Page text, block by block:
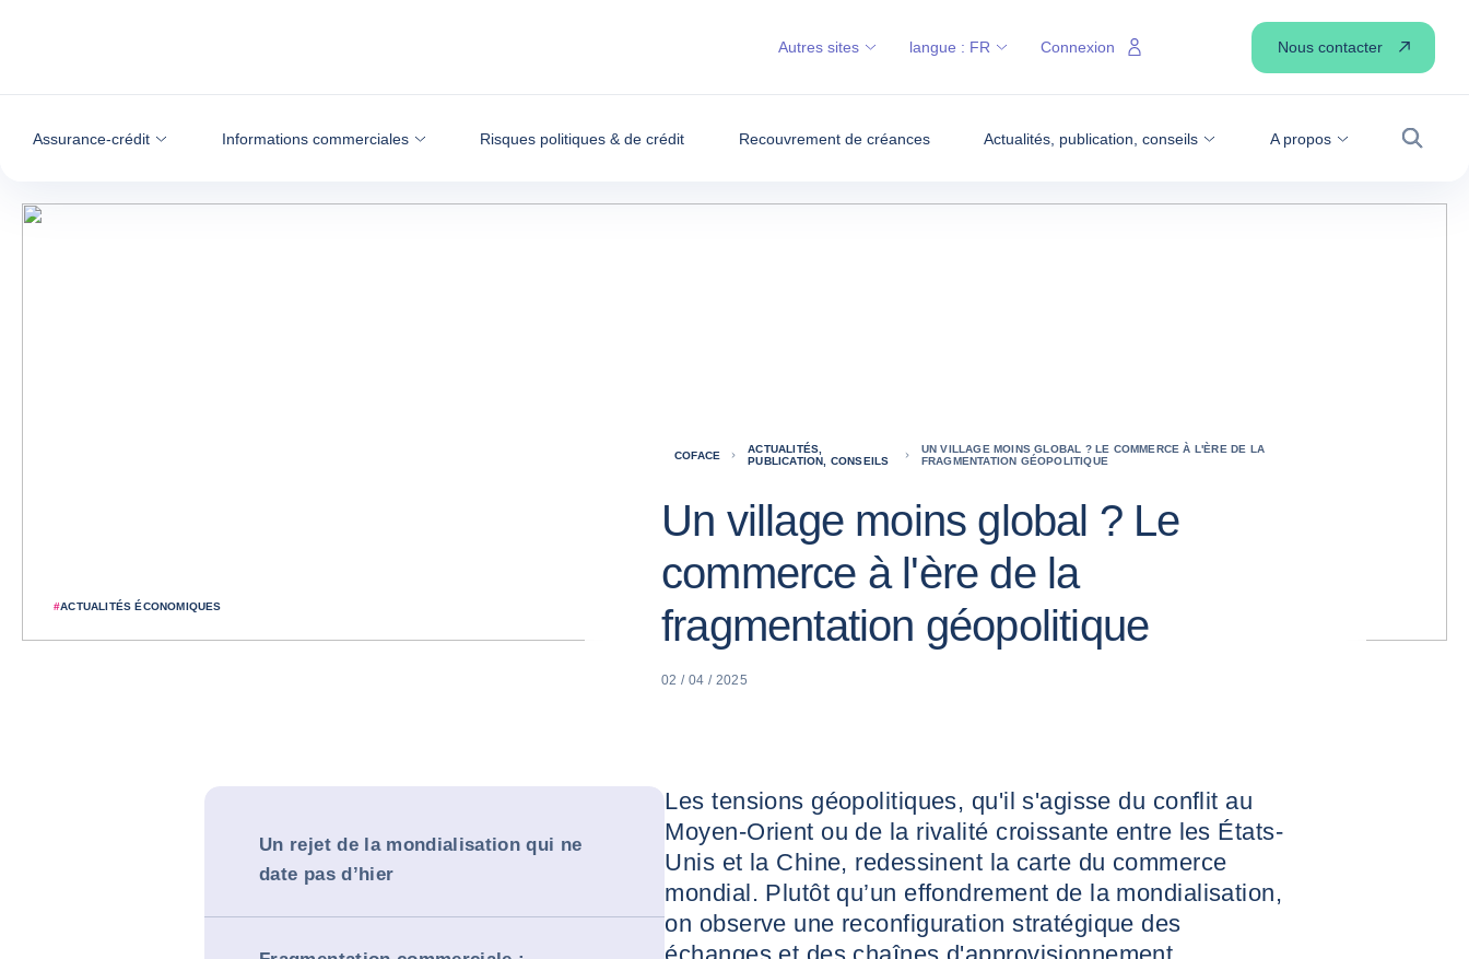
Assurance-crédit Informations commerciales Risques politiques & de crédit Recouvrement de créances Actualités, publication, conseils A propos
Autres sites langue : FR Connexion Nous contacter
#ACTUALITÉS ÉCONOMIQUES
COFACE
ACTUALITÉS,
PUBLICATION, CONSEILS
UN VILLAGE MOINS GLOBAL ? LE COMMERCE À L'ÈRE DE LA
FRAGMENTATION GÉOPOLITIQUE
Un village moins global ? Le
commerce à l'ère de la
fragmentation géopolitique
02 / 04 / 2025
Un rejet de la mondialisation qui ne
date pas d’hier
Les tensions géopolitiques, qu'il s'agisse du conflit au
Moyen-Orient ou de la rivalité croissante entre les États-
Unis et la Chine, redessinent la carte du commerce
mondial. Plutôt qu’un effondrement de la mondialisation,
on observe une reconfiguration stratégique des